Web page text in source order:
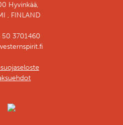
Hyvinkää,
, FINLAND
50 3701460